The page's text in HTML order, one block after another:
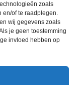
zoals
en/of te raadplegen.
wij gegevens zoals
je geen toestemming
invloed hebben op